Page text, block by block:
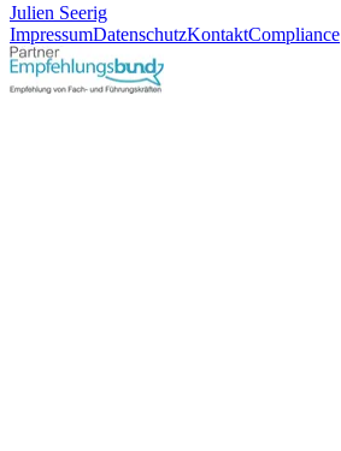
Julien Seerig
ImpressumDatenschutzKontaktCompliance